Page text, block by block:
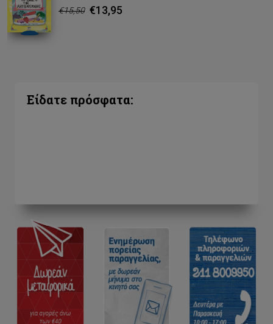
€15,50 €13,95
Είδατε πρόσφατα: